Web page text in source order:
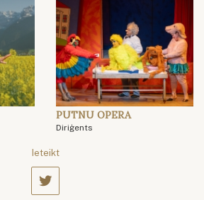
PUTNU OPERA
Diriģents
Ieteikt